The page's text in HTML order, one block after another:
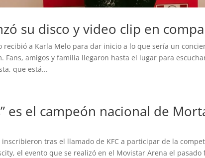
su disco y video clip en
recibió a Karla Melo para dar inicio a lo que sería un
Fans, amigos y familia llegaron hasta el lugar para
que está...
es el campeón nacional de
inscribieron tras el llamado de KFC a participar de la
el evento que se realizó en el Movistar Arena el